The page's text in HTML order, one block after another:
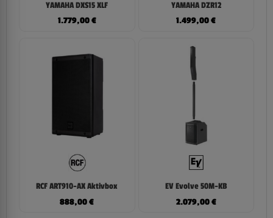
YAMAHA DXS15 XLF
1.779,00€
YAMAHA DZR12
1.499,00€
RCF ART910-AX Aktivbox
888,00€
EV Evolve 50M-KB
2.079,00€